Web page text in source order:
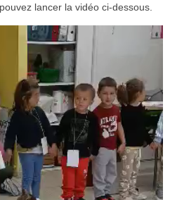
lancer la vidéo ci-dessous.